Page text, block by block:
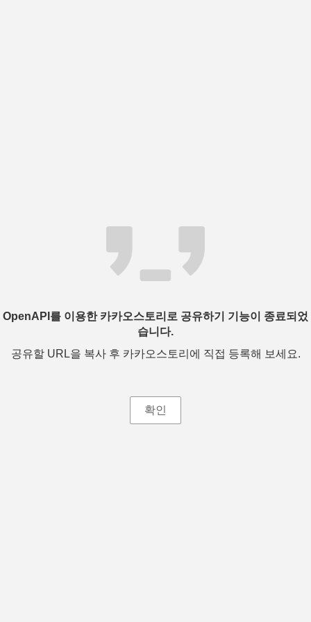
OpenAPI를 이용한 카카오스토리로 공유하기 기능이 종료되었
습니다.
공유할 URL을 복사 후 카카오스토리에 직접 등록해 보세요.
확인